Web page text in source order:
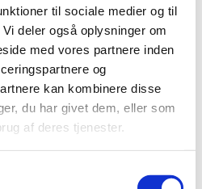
til sociale medier og til
deler også oplysninger om
med vores partnere inden
og
kan kombinere disse
du har givet dem, eller som
af deres tjenester.
TILBUD